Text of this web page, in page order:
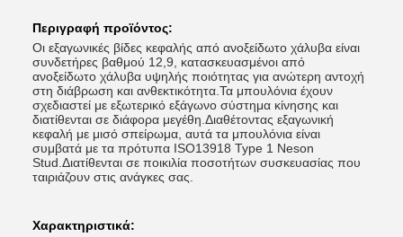
Περιγραφή προϊόντος:
Οι εξαγωνικές βίδες κεφαλής από ανοξείδωτο χάλυβα είναι
συνδετήρες βαθμού 12,9, κατασκευασμένοι από
ανοξείδωτο χάλυβα υψηλής ποιότητας για ανώτερη αντοχή
στη διάβρωση και ανθεκτικότητα.Τα μπουλόνια έχουν
σχεδιαστεί με εξωτερικό εξάγωνο σύστημα κίνησης και
διατίθενται σε διάφορα μεγέθη.Διαθέτοντας εξαγωνική
κεφαλή με μισό σπείρωμα, αυτά τα μπουλόνια είναι
συμβατά με τα πρότυπα ISO13918 Type 1 Neson
Stud.Διατίθενται σε ποικιλία ποσοτήτων συσκευασίας που
ταιριάζουν στις ανάγκες σας.
Χαρακτηριστικά: